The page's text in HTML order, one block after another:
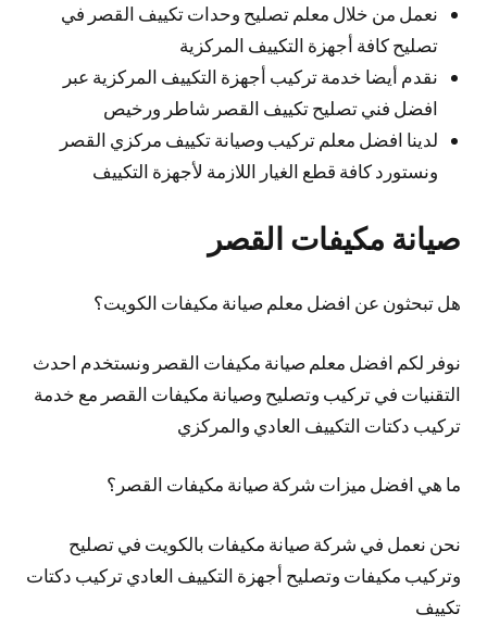
نعمل من خلال معلم تصليح وحدات تكييف القصر في
تصليح كافة أجهزة التكييف المركزية
نقدم أيضا خدمة تركيب أجهزة التكييف المركزية عبر
افضل فني تصليح تكييف القصر شاطر ورخيص
لدينا افضل معلم تركيب وصيانة تكييف مركزي القصر
ونستورد كافة قطع الغيار اللازمة لأجهزة التكييف
صيانة مكيفات القصر
هل تبحثون عن افضل معلم صيانة مكيفات الكويت؟
نوفر لكم افضل معلم صيانة مكيفات القصر ونستخدم احدث
التقنيات في تركيب وتصليح وصيانة مكيفات القصر مع خدمة
تركيب دكتات التكييف العادي والمركزي
ما هي افضل ميزات شركة صيانة مكيفات القصر؟
نحن نعمل في شركة صيانة مكيفات بالكويت في تصليح
وتركيب مكيفات وتصليح أجهزة التكييف العادي تركيب دكتات
تكييف